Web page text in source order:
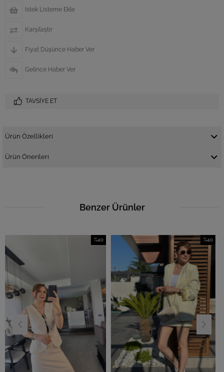
İstek Listeme Ekle
Karşılaştır
Fiyat Düşünce Haber Ver
Gelince Haber Ver
TAVSIYE ET
Ürün Özellikleri
Ürün Önerileri
Benzer Ürünler
%40
İndirim
%40İndirim